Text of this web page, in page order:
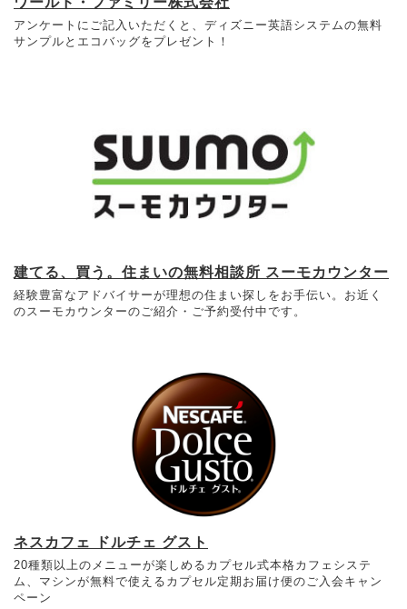
アンケートにご記入いただくと、ディズニー英語システムの無料
サンプルとエコバッグをプレゼント！
建てる、買う。住まいの無料相談所 スーモカウンター
経験豊富なアドバイサーが理想の住まい探しをお手伝い。お近く
のスーモカウンターのご紹介・ご予約受付中です。
ネスカフェ ドルチェ グスト
20種類以上のメニューが楽しめるカプセル式本格カフェシステ
ム、マシンが無料で使えるカプセル定期お届け便のご入会キャン
ペーン